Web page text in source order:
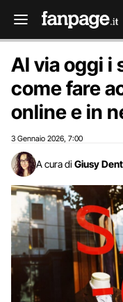
Al via oggi i
come fare
online e in
3 Gennaio 2026 7:00
A cura di Giusy